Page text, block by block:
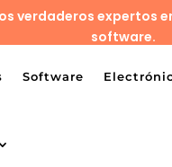
verdaderos expertos
software.
Software